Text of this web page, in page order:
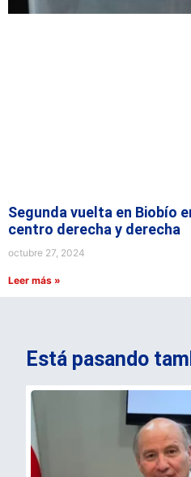
Segunda vuelta en Biobío
centro derecha y derecha
octubre 27, 2024
Leer más »
Está pasando